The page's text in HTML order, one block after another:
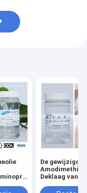
De gewijzigde
Deklaag van de